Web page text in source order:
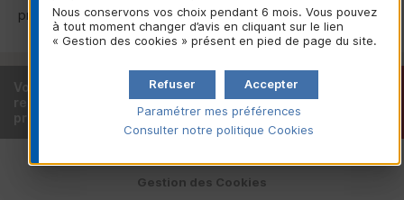
présentant des déficiences physiques légères.
Vous êtes déjà client ou
recherchez une caisse locale
près de chez vous ?
Trouver votre
caisse locale
Gestion des Cookies
Nous conservons vos choix pendant 6 mois. Vous pouvez
à tout moment changer d’avis en cliquant sur le lien
« Gestion des cookies » présent en pied de page du site.
Accepter
Refuser
Paramétrer mes préférences
Consulter notre politique Cookies